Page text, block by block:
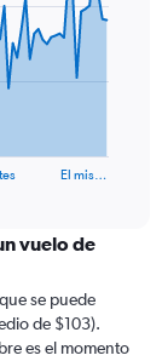
El mis…
vuelo de
se puede
de $103).
es el momento